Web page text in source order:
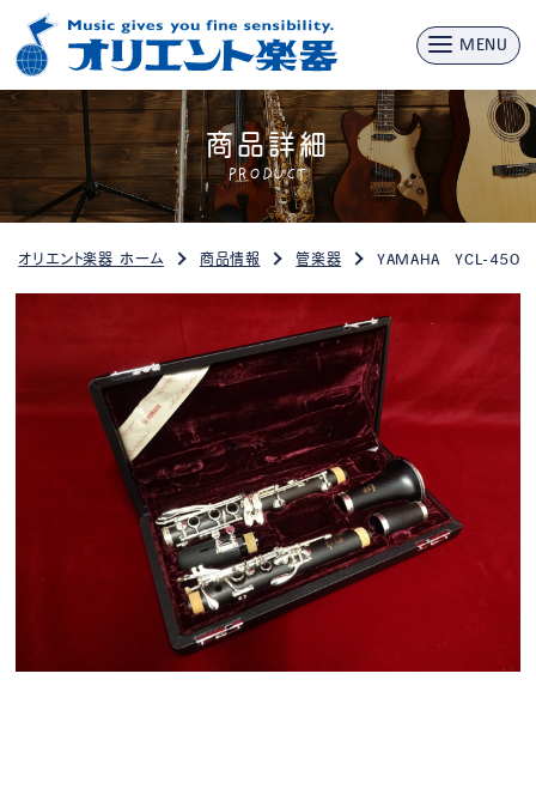
MENU
商品詳細
PRODUCT
オリエント楽器 ホーム 商品情報 管楽器 YAMAHA YCL-450